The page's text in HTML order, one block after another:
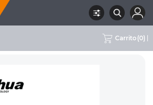
Carrito (0)
DAHUA